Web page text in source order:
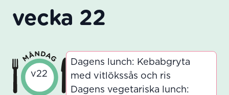
vecka 22
v22
Dagens lunch: Kebabgryta
med vitlökssås och ris
Dagens vegetariska lunch: